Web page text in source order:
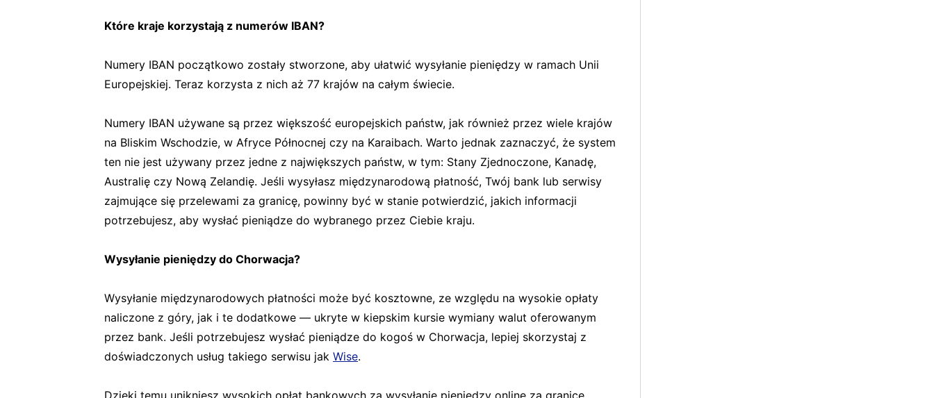
Które kraje korzystają z numerów IBAN?
Numery IBAN początkowo zostały stworzone, aby ułatwić wysyłanie pieniędzy w ramach Unii
Europejskiej. Teraz korzysta z nich aż 77 krajów na całym świecie.
Numery IBAN używane są przez większość europejskich państw, jak również przez wiele krajów
na Bliskim Wschodzie, w Afryce Północnej czy na Karaibach. Warto jednak zaznaczyć, że system
ten nie jest używany przez jedne z największych państw, w tym: Stany Zjednoczone, Kanadę,
Australię czy Nową Zelandię. Jeśli wysyłasz międzynarodową płatność, Twój bank lub serwisy
zajmujące się przelewami za granicę, powinny być w stanie potwierdzić, jakich informacji
potrzebujesz, aby wysłać pieniądze do wybranego przez Ciebie kraju.
Wysyłanie pieniędzy do Chorwacja?
Wysyłanie międzynarodowych płatności może być kosztowne, ze względu na wysokie opłaty
naliczone z góry, jak i te dodatkowe — ukryte w kiepskim kursie wymiany walut oferowanym
przez bank. Jeśli potrzebujesz wysłać pieniądze do kogoś w Chorwacja, lepiej skorzystaj z
doświadczonych usług takiego serwisu jak Wise.